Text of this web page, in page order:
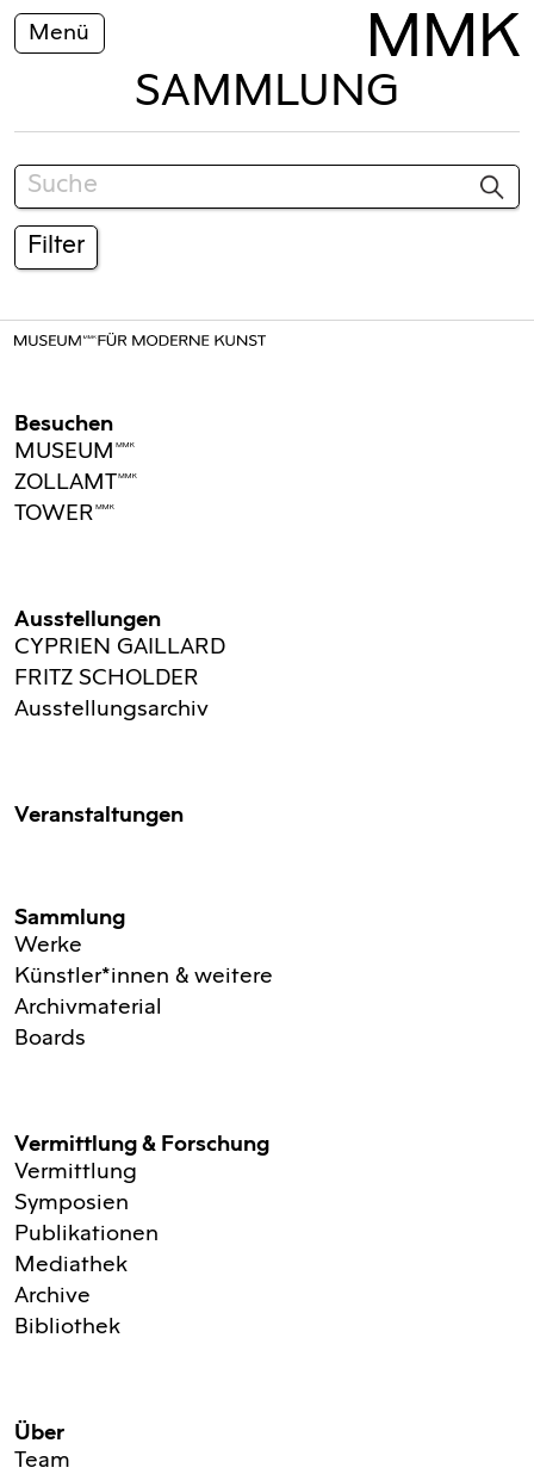
Menü
SAMMLUNG
Filter
Besuchen
MUSEUMMMK
ZOLLAMTMMK
TOWERMMK
Ausstellungen
CYPRIEN GAILLARD
FRITZ SCHOLDER
Ausstellungsarchiv
Veranstaltungen
Sammlung
Werke
Künstler*innen & weitere
Archivmaterial
Boards
Vermittlung & Forschung
Vermittlung
Symposien
Publikationen
Mediathek
Archive
Bibliothek
Über
Team